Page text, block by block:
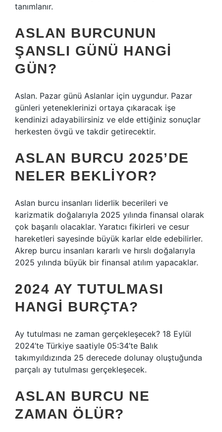
tanımlanır.
ASLAN BURCUNUN
ŞANSLI GÜNÜ HANGI
GÜN?
Aslan. Pazar günü Aslanlar için uygundur. Pazar
günleri yeteneklerinizi ortaya çıkaracak işe
kendinizi adayabilirsiniz ve elde ettiğiniz sonuçlar
herkesten övgü ve takdir getirecektir.
ASLAN BURCU 2025’DE
NELER BEKLIYOR?
Aslan burcu insanları liderlik becerileri ve
karizmatik doğalarıyla 2025 yılında finansal olarak
çok başarılı olacaklar. Yaratıcı fikirleri ve cesur
hareketleri sayesinde büyük karlar elde edebilirler.
Akrep burcu insanları kararlı ve hırslı doğalarıyla
2025 yılında büyük bir finansal atılım yapacaklar.
2024 AY TUTULMASI
HANGI BURÇTA?
Ay tutulması ne zaman gerçekleşecek? 18 Eylül
2024’te Türkiye saatiyle 05:34’te Balık
takımyıldızında 25 derecede dolunay oluştuğunda
parçalı ay tutulması gerçekleşecek.
ASLAN BURCU NE
ZAMAN ÖLÜR?